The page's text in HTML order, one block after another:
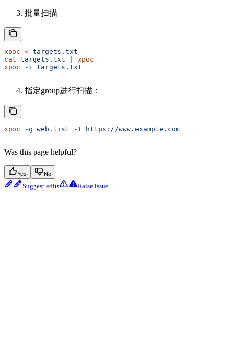
批量扫描
xpoc < targets.txt
cat targets.txt
xpoc
xpoc -i targets.txt
指定group进行扫描：
xpoc -g web.list -t https://www.example.com
Was this page helpful?
Yes No
Suggest edits Raise issue